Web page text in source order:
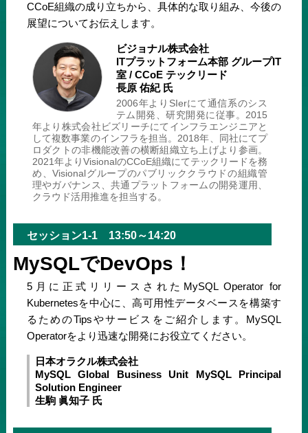
CCoE組織の成り立ちから、具体的な取り組み、今後の
展望についてお伝えします。
ビジョナル株式会社
ITプラットフォーム本部 グループIT
室 / CCoE テックリード
長原 佑紀 氏
2006年よりSIerにて通信系のシス
テム開発、研究開発に従事。2015
年より株式会社ビズリーチにてインフラエンジニアと
して複数事業のインフラを担当。2018年、同社にてプ
ロダクトの非機能改善の横断組織立ち上げより参画。
2021年よりVisionalのCCoE組織にてテックリードを務
め、Visionalグループのパブリッククラウドの組織管
理やガバナンス、共通プラットフォームの開発運用、
クラウド活用推進を担当する。
セッション1-1 13:50～14:20
MySQLでDevOps！
5月に正式リリースされたMySQL Operator for
Kubernetesを中心に、高可用性データベースを構築す
るためのTipsやサービスをご紹介します。MySQL
Operatorをより迅速な開発にお役立てください。
日本オラクル株式会社
MySQL Global Business Unit MySQL Principal
Solution Engineer
生駒 眞知子 氏